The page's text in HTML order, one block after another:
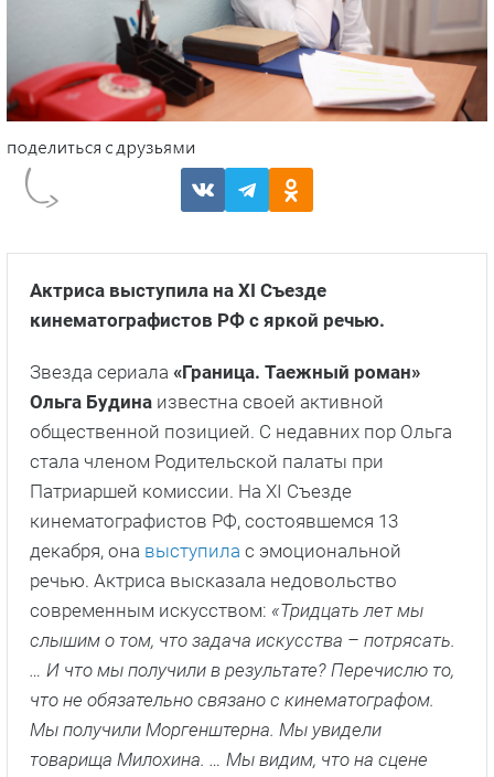
Актриса выступила на XI Съезде
кинематографистов РФ с яркой речью.
Звезда сериала «Граница. Таежный роман»
Ольга Будина известна своей активной
общественной позицией. С недавних пор Ольга
стала членом Родительской палаты при
Патриаршей комиссии. На XI Съезде
кинематографистов РФ, состоявшемся 13
декабря, она выступила с эмоциональной
речью. Актриса высказала недовольство
современным искусством: «Тридцать лет мы
слышим о том, что задача искусства – потрясать.
… И что мы получили в результате? Перечислю то,
что не обязательно связано с кинематографом.
Мы получили Моргенштерна. Мы увидели
товарища Милохина. … Мы видим, что на сцене